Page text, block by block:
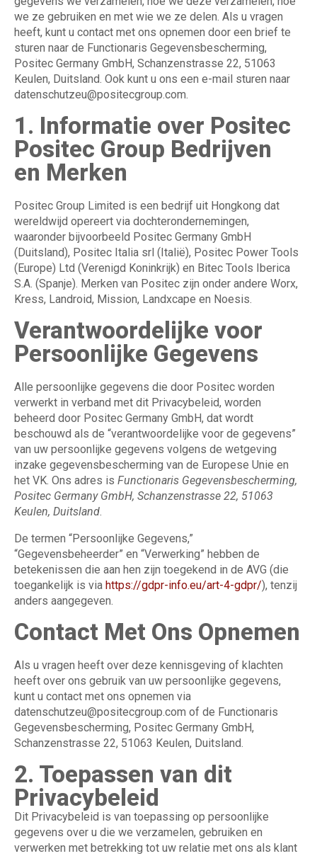
we ze gebruiken en met wie we ze delen. Als u vragen
heeft, kunt u contact met ons opnemen door een brief te
sturen naar de Functionaris Gegevensbescherming,
Positec Germany GmbH, Schanzenstrasse 22, 51063
Keulen, Duitsland. Ook kunt u ons een e-mail sturen naar
datenschutzeu@positecgroup.com.
1. Informatie over Positec
Positec Group Bedrijven
en Merken
Positec Group Limited is een bedrijf uit Hongkong dat
wereldwijd opereert via dochterondernemingen,
waaronder bijvoorbeeld Positec Germany GmbH
(Duitsland), Positec Italia srl (Italië), Positec Power Tools
(Europe) Ltd (Verenigd Koninkrijk) en Bitec Tools Iberica
S.A. (Spanje). Merken van Positec zijn onder andere Worx,
Kress, Landroid, Mission, Landxcape en Noesis.
Verantwoordelijke voor
Persoonlijke Gegevens
Alle persoonlijke gegevens die door Positec worden
verwerkt in verband met dit Privacybeleid, worden
beheerd door Positec Germany GmbH, dat wordt
beschouwd als de “verantwoordelijke voor de gegevens”
van uw persoonlijke gegevens volgens de wetgeving
inzake gegevensbescherming van de Europese Unie en
het VK. Ons adres is Functionaris Gegevensbescherming,
Positec Germany GmbH, Schanzenstrasse 22, 51063
Keulen, Duitsland.
De termen “Persoonlijke Gegevens,”
“Gegevensbeheerder” en “Verwerking” hebben de
betekenissen die aan hen zijn toegekend in de AVG (die
toegankelijk is via https://gdpr-info.eu/art-4-gdpr/), tenzij
anders aangegeven.
Contact Met Ons Opnemen
Als u vragen heeft over deze kennisgeving of klachten
heeft over ons gebruik van uw persoonlijke gegevens,
kunt u contact met ons opnemen via
datenschutzeu@positecgroup.com of de Functionaris
Gegevensbescherming, Positec Germany GmbH,
Schanzenstrasse 22, 51063 Keulen, Duitsland.
2. Toepassen van dit
Privacybeleid
Dit Privacybeleid is van toepassing op persoonlijke
gegevens over u die we verzamelen, gebruiken en
verwerken met betrekking tot uw relatie met ons als klant